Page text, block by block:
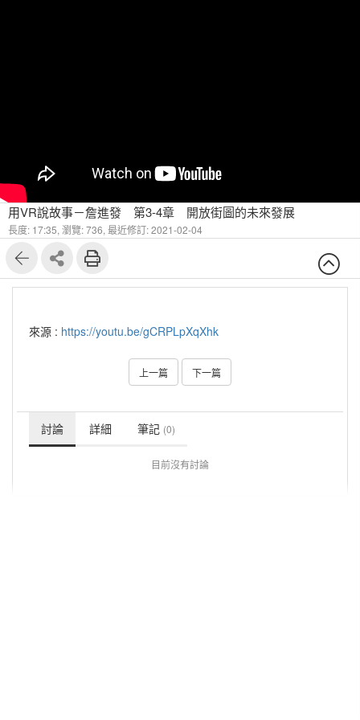
用VR說故事－詹進發 第3-4章 開放街圖的未來發展
長度: 17:35, 瀏覽: 736, 最近修訂: 2021-02-04
來源 : https://youtu.be/gCRPLpXqXhk
上一篇 下一篇
討論 詳細 筆記 (0)
目前沒有討論